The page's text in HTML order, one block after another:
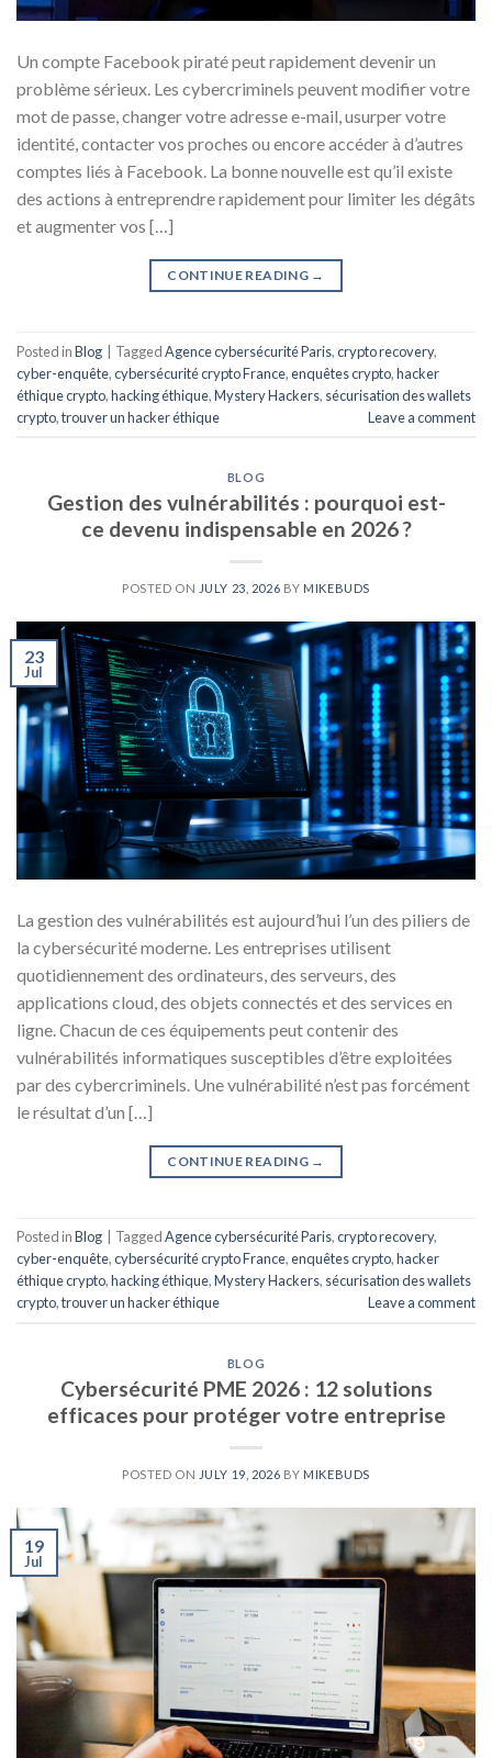
Un compte Facebook piraté peut rapidement devenir un
problème sérieux. Les cybercriminels peuvent modifier votre
mot de passe, changer votre adresse e-mail, usurper votre
identité, contacter vos proches ou encore accéder à d’autres
comptes liés à Facebook. La bonne nouvelle est qu’il existe
des actions à entreprendre rapidement pour limiter les dégâts
et augmenter vos […]
CONTINUE READING →
Posted inBlog | TaggedAgence cybersécurité Paris,crypto recovery,
cyber-enquête,cybersécurité crypto France,enquêtes crypto,hacker
éthique crypto,hacking éthique,Mystery Hackers, sécurisation des wallets
crypto,trouver un hacker éthique Leave a comment
BLOG
Gestion des vulnérabilités : pourquoi est-
ce devenu indispensable en 2026 ?
POSTED ON JULY 23, 2026 BY MIKEBUDS
23
Jul
La gestion des vulnérabilités est aujourd’hui l’un des piliers de
la cybersécurité moderne. Les entreprises utilisent
quotidiennement des ordinateurs, des serveurs, des
applications cloud, des objets connectés et des services en
ligne. Chacun de ces équipements peut contenir des
vulnérabilités informatiques susceptibles d’être exploitées
par des cybercriminels. Une vulnérabilité n’est pas forcément
le résultat d’un […]
CONTINUE READING →
Posted inBlog TaggedAgence cybersécurité Paris,crypto recovery,
cyber-enquête,cybersécurité crypto France,enquêtes crypto,hacker
éthique crypto,hacking éthique,Mystery Hackers, sécurisation des wallets
crypto,trouver un hacker éthique Leave a comment
BLOG
Cybersécurité PME 2026 : 12 solutions
efficaces pour protéger votre entreprise
POSTED ON JULY 19, 2026 BY MIKEBUDS
19
Jul